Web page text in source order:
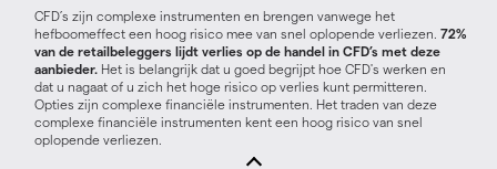
CFD’s zijn complexe instrumenten en brengen vanwege het
hefboomeffect een hoog risico mee van snel oplopende verliezen. 72%
van de retailbeleggers lijdt verlies op de handel in CFD’s met deze
aanbieder. Het is belangrijk dat u goed begrijpt hoe CFD's werken en
dat u nagaat of u zich het hoge risico op verlies kunt permitteren.
Opties zijn complexe financiële instrumenten. Het traden van deze
complexe financiële instrumenten kent een hoog risico van snel
oplopende verliezen.